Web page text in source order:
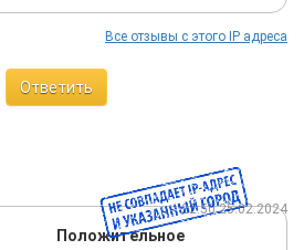
Все отзывы с этого IP адреса
Ответить
22:50 25.02.2024
Положительное